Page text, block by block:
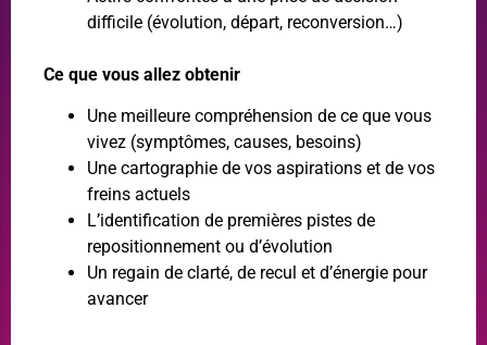
difficile (évolution, départ, reconversion…)
Ce que vous allez obtenir
Une meilleure compréhension de ce que vous
vivez (symptômes, causes, besoins)
Une cartographie de vos aspirations et de vos
freins actuels
L’identification de premières pistes de
repositionnement ou d’évolution
Un regain de clarté, de recul et d’énergie pour
avancer